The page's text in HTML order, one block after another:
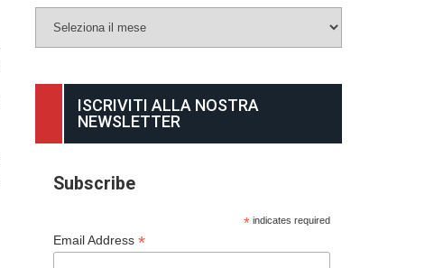
ISCRIVITI ALLA NOSTRA
NEWSLETTER
Subscribe
* indicates required
Email Address *